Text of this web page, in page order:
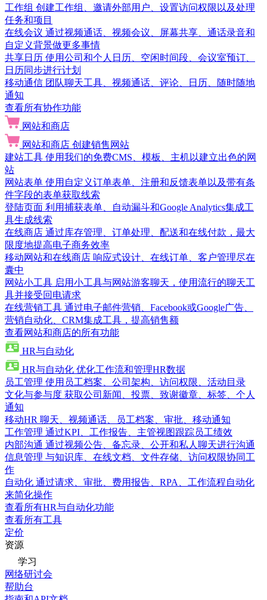
工作组 创建工作组、邀请外部用户、设置访问权限以及处理
任务和项目
在线会议 通过视频通话、视频会议、屏幕共享、通话录音和
自定义背景做更多事情
共享日历 使用公司和个人日历、空闲时间段、会议室预订、
日历同步进行计划
移动通信 团队聊天工具、视频通话、评论、日历、随时随地
通知
查看所有协作功能
网站和商店
网站和商店 创建销售网站
建站工具 使用我们的免费CMS、模板、主机以建立出色的网
站
网站表单 使用自定义订单表单、注册和反馈表单以及带有条
件字段的表单获取线索
登陆页面 利用捕获表单、自动漏斗和Google Analytics集成工
具生成线索
在线商店 通过库存管理、订单处理、配送和在线付款，最大
限度地提高电子商务效率
移动网站和在线商店 响应式设计、在线订单、客户管理尽在
囊中
网站小工具 启用小工具与网站游客聊天，使用流行的聊天工
具并接受回电请求
在线营销工具 通过电子邮件营销、Facebook或Google广告、
营销自动化、CRM集成工具，提高销售额
查看网站和商店的所有功能
HR与自动化
HR与自动化 优化工作流和管理HR数据
员工管理 使用员工档案、公司架构、访问权限、活动目录
文化与参与度 获取公司新闻、投票、致谢徽章、标签、个人
通知
移动HR 聊天、视频通话、员工档案、审批、移动通知
工作管理 通过KPI、工作报告、主管视图跟踪员工绩效
内部沟通 通过视频公告、备忘录、公开和私人聊天进行沟通
信息管理 与知识库、在线文档、文件存储、访问权限协同工
作
自动化 通过请求、审批、费用报告、RPA、工作流程自动化
来简化操作
查看所有HR与自动化功能
查看所有工具
定价
资源
学习
网络研讨会
帮助台